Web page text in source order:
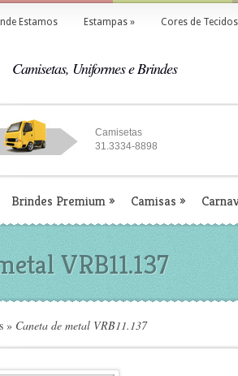
Estamos Estampas» Cores de Tecidos
Camisetas, Uniformes e Brindes
Camisetas
31.3334-8898
Brindes Premium» Camisas »
VRB11.137
» Caneta de metal VRB11.137